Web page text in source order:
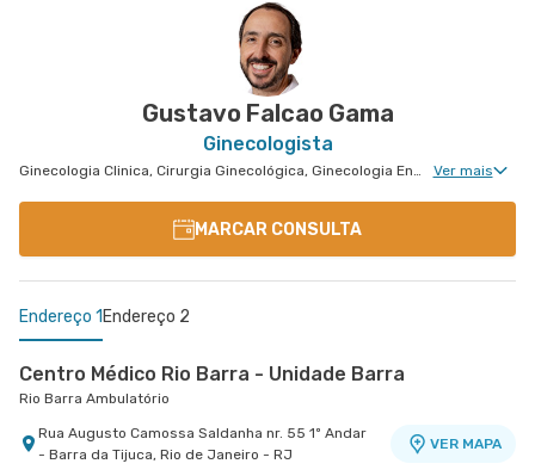
Avenida Das Americas nr. 4666 3° Andar Centro
Médico 1 - Salas 302 A2 - Barra da Tijuca, Rio de
Avenida Atlantica nr. 4240 2° Andar Sala 230 -
Copacabana, Rio de Janeiro - RJ
Gustavo Falcao Gama
Ginecologista
Ginecologia Clinica, Cirurgia Ginecológica, Ginecologia Endócrina, Núcleo de Endometriose, Cirurgia Oncológica Ginecológica, Reprodução Humana, Ginecologia Oncológica, Ginecologia Videohisteroscopia Ver mais
MARCAR CONSULTA
Endereço 1 Endereço 2
Centro Médico Rio Barra - Unidade Barra
Rio Barra Ambulatório
Rua Augusto Camossa Saldanha nr. 55 1º Andar
- Barra da Tijuca, Rio de Janeiro - RJ
VER MAPA